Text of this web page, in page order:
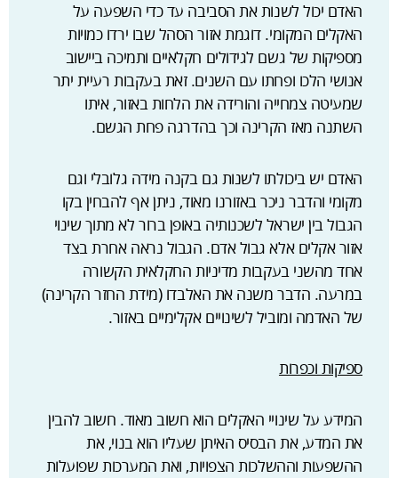
האדם יכול לשנות את הסביבה עד כדי השפעה על
האקלים המקומי. דוגמת אזור הסהל שבו ירדו כמויות
מספיקות של גשם לגידולים חקלאיים ותמיכה ביישוב
אנושי הלכו ופחתו עם השנים. זאת בעקבות רעיית יתר
שמעיטה צמחייה והורידה את הלחות באזור, איתו
השתנה מאז הקרינה וכך בהדרגה פחת הגשם.
האדם יש ביכולתו לשנות גם בקנה מידה גלובלי וגם
מקומי והדבר ניכר באזורנו מאוד, ניתן אף להבחין בקו
הגבול בין ישראל לשכנותיה באופן ברור לא מתוך שינוי
אזור אקלים אלא גבול אדם. הגבול נראה אחרת בצד
אחד מהשני בעקבות מדיניות החקלאית הקשורה
במרעה. הדבר משנה את האלבדו (מידת החזר הקרינה)
של האדמה ומוביל לשינויים אקלימיים באזור.
ספיקות וכפרות
המידע על שינויי האקלים הוא חשוב מאוד. חשוב להבין
את המדע, את הבסיס האיתן שעליו הוא בנוי, את
ההשפעות וההשלכות הצפויות, ואת המערכות שפועלות